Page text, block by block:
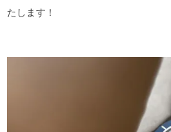
たします！